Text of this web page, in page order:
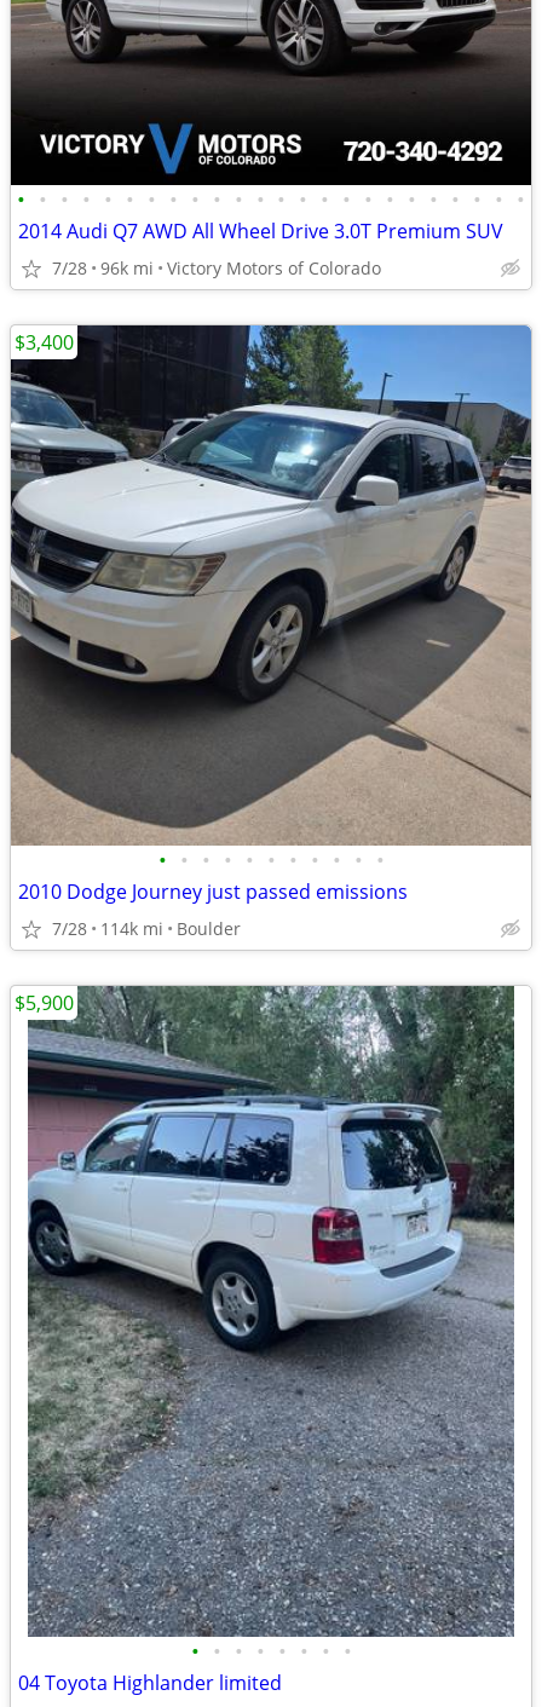
• • • • • • • • • • • • • • • • • • • • • • • •
2014 Audi Q7 AWD All Wheel Drive 3.0T Premium SUV
7/28 96k mi Victory Motors of Colorado
• • • • • • • • • • •
2010 Dodge Journey just passed emissions
7/28 114k mi Boulder
$3,400
• • • • • • • •
04 Toyota Highlander limited
$5,900